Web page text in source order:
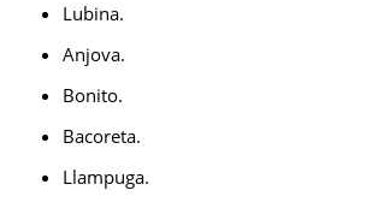
Lubina.
Anjova.
Bonito.
Bacoreta.
Llampuga.